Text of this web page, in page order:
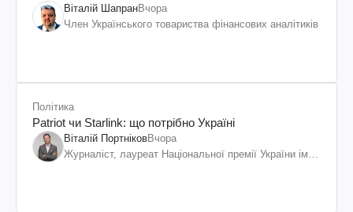
Віталій ШапранВчора
Член Українського товариства фінансових аналітиків
Політика
Patriot чи Starlink: що потрібно Україні
Віталій ПортніковВчора
Журналіст, лауреат Національної премії України ім.